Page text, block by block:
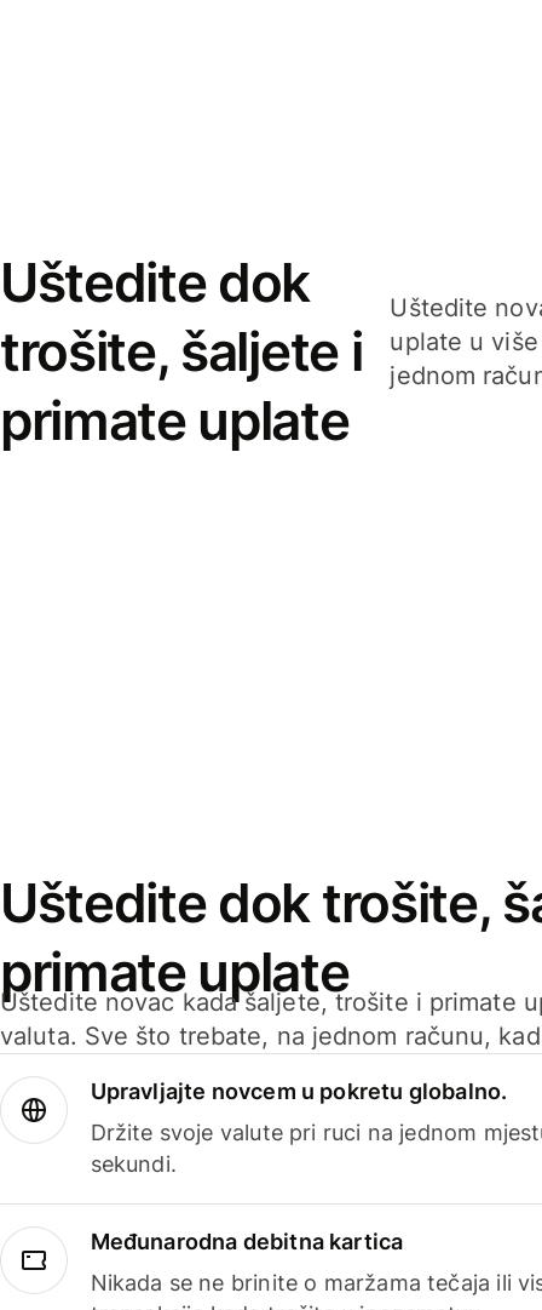
Uštedite dok
trošite, šaljete i
primate uplate
Uštedite
uplate u
jednom
Uštedite dok trošite,
primate uplate
Uštedite novac kada šaljete, trošite i primate
valuta. Sve što trebate, na jednom računu,
Upravljajte novcem u pokretu globalno.
Držite svoje valute pri ruci na jednom
sekundi.
Međunarodna debitna kartica
Nikada se ne brinite o maržama tečaja ili